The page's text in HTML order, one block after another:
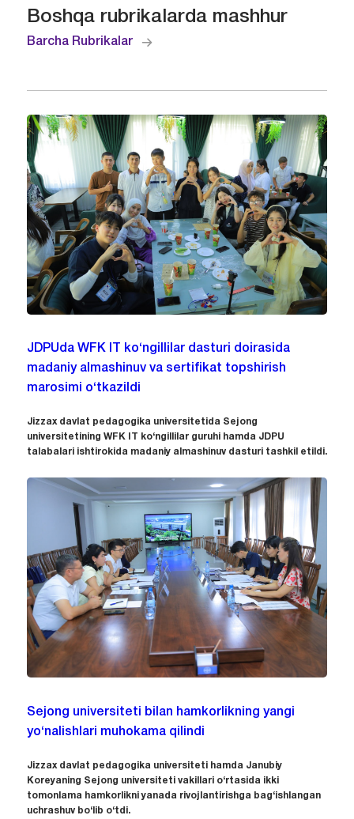
Boshqa rubrikalarda mashhur
Barcha Rubrikalar
JDPUda WFK IT ko‘ngillilar dasturi doirasida
madaniy almashinuv va sertifikat topshirish
marosimi o‘tkazildi
Jizzax davlat pedagogika universitetida Sejong
universitetining WFK IT ko‘ngillilar guruhi hamda JDPU
talabalari ishtirokida madaniy almashinuv dasturi tashkil etildi.
Sejong universiteti bilan hamkorlikning yangi
yo‘nalishlari muhokama qilindi
Jizzax davlat pedagogika universiteti hamda Janubiy
Koreyaning Sejong universiteti vakillari o‘rtasida ikki
tomonlama hamkorlikni yanada rivojlantirishga bag‘ishlangan
uchrashuv bo‘lib o‘tdi.